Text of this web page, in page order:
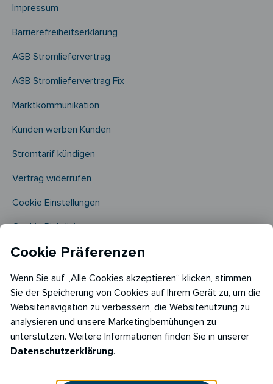
Impressum
Barrierefreiheitserklärung
AGB Stromliefervertrag
AGB Stromliefervertrag Fix
Marktkommunikation
Kunden werben Kunden
Stromtarif kündigen
Vertrag widerrufen
Cookie Einstellungen
Cookie Richtlinie​
Copyright © 2026
RABOT Energy DE GmbH
Hopfenmarkt 33,
Cookie Präferenzen
Wenn Sie auf „Alle Cookies akzeptieren“ klicken, stimmen
Sie der Speicherung von Cookies auf Ihrem Gerät zu, um die
Websitenavigation zu verbessern, die Websitenutzung zu
analysieren und unsere Marketingbemühungen zu
unterstützen. Weitere Informationen finden Sie in unserer
Datenschutzerklärung.